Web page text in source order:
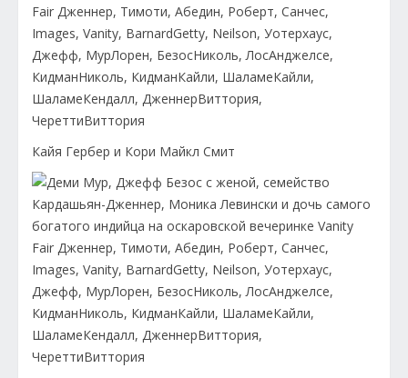
Кайя Гербер и Кори Майкл Смит